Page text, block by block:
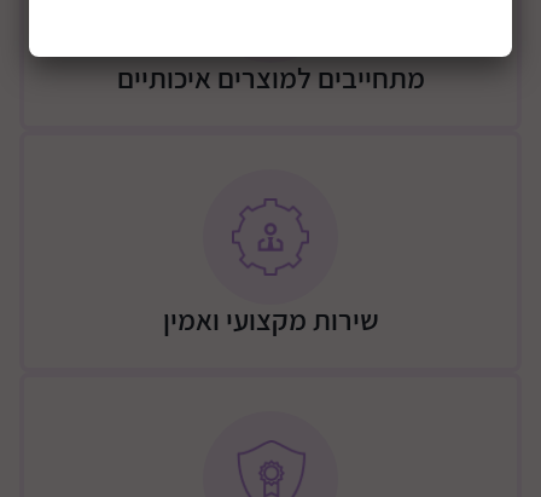
מידות האריזה בס"מ: 31*15*25
מתחייבים למוצרים איכותיים
שירות מקצועי ואמין